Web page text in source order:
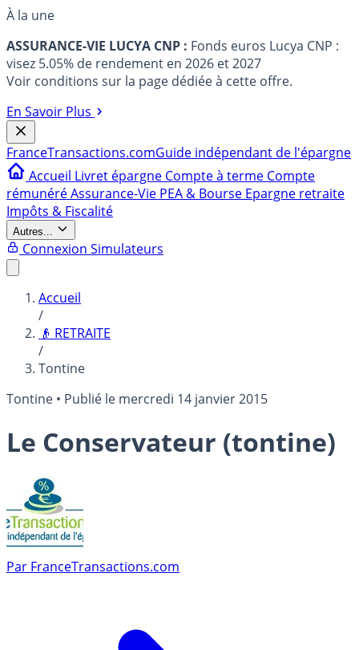
À la une
ASSURANCE-VIE LUCYA CNP : Fonds euros Lucya CNP :
visez 5.05% de rendement en 2026 et 2027
Voir conditions sur la page dédiée à cette offre.
En Savoir Plus
FranceTransactions.comGuide indépendant de l'épargne
Accueil Livret épargne Compte à terme Compte
rémunéréAssurance-Vie PEA & Bourse Epargne retraite
Impôts & Fiscalité
Autres...
Connexion Simulateurs
Accueil
/
👴 RETRAITE
/
Tontine
Tontine • Publié le mercredi 14 janvier 2015
Le Conservateur (tontine)
Par FranceTransactions.com